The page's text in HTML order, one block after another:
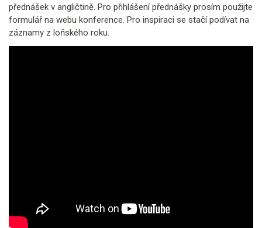
přednášek v angličtině. Pro přihlášení přednášky prosím použijte
formulář na webu konference. Pro inspiraci se stačí podívat na
záznamy z loňského roku.